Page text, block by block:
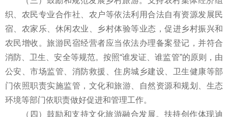
织、农民专业合作社、农户等依法利用合法自有资源发展民
宿、农家乐、休闲农业、乡村体验等业态，促进乡村振兴和
农民增收。旅游民宿经营者应当依法办理备案登记，并符合
消防、卫生、安全等规范。按照“谁发证、谁监管”的原则，由
公安、市场监管、消防救援、住房城乡建设、卫生健康等部
门依照职责实施监管，文化和旅游、自然资源和规划、生态
环境等部门依职责做好促进和管理工作。
（四）鼓励和支持文化旅游融合发展。扶持创作体现迪